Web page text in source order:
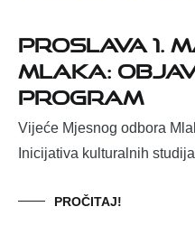
Proslava 1.
Mlaka:
program
Vijeće Mjesnog odbora
Inicijativa kulturalnih
PROČITAJ!